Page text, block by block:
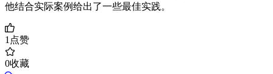
他结合实际案例给出了一些最佳实践。
1点赞
0收藏